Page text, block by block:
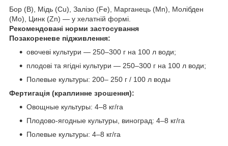
Бор (B), Мідь (Cu), Залізо (Fe), Марганець (Mn), Молібден
(Mo), Цинк (Zn) — у хелатній формі.
Рекомендовані норми застосування
Позакореневе підживлення:
овочеві культури — 250–300 г на 100 л води;
плодові та ягідні культури — 250–300 г на 100 л води;
Полевые культуры: 200– 250 г / 100 л воды
Фертигація (краплинне зрошення):
Овощные культуры: 4–8 кг/га
Плодово-ягодные культуры, виноград: 4–8 кг/га
Полевые культуры: 4–8 кг/га